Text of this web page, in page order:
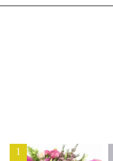
1